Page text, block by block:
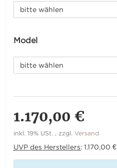
bitte wählen
Model
bitte wählen
1.170,00 €
inkl. 19% USt. , zzgl.Versand
UVP des Herstellers:1.170,00 €